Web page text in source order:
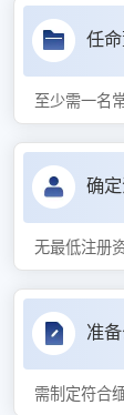
任
至少需一名
确
无最低注册
准
需制定符合